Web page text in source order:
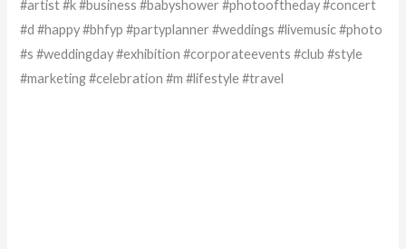
#artist #k #business #babyshower #photooftheday #concert
#d #happy #bhfyp #partyplanner #weddings #livemusic #photo
#s #weddingday #exhibition #corporateevents #club #style
#marketing #celebration #m #lifestyle #travel